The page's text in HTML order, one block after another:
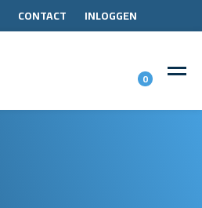
CONTACT INLOGGEN
0